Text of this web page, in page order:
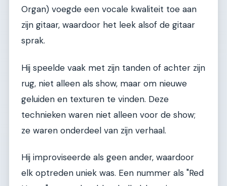
Organ) voegde een vocale kwaliteit toe aan
zijn gitaar, waardoor het leek alsof de gitaar
sprak.
Hij speelde vaak met zijn tanden of achter zijn
rug, niet alleen als show, maar om nieuwe
geluiden en texturen te vinden. Deze
technieken waren niet alleen voor de show;
ze waren onderdeel van zijn verhaal.
Hij improviseerde als geen ander, waardoor
elk optreden uniek was. Een nummer als "Red